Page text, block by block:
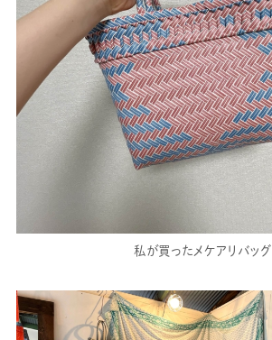
私が買ったメケアリバッグ